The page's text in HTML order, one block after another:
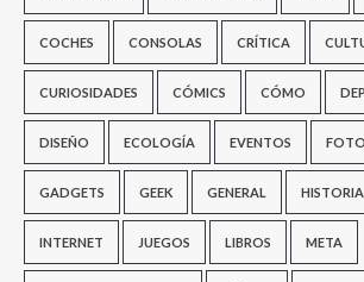
COCHES CONSOLAS CRÍTICA
CURIOSIDADES CÓMICS CÓMO
DISEÑO ECOLOGÍA EVENTOS
GADGETS GEEK GENERAL HISTORIA
INTERNET JUEGOS LIBROS META